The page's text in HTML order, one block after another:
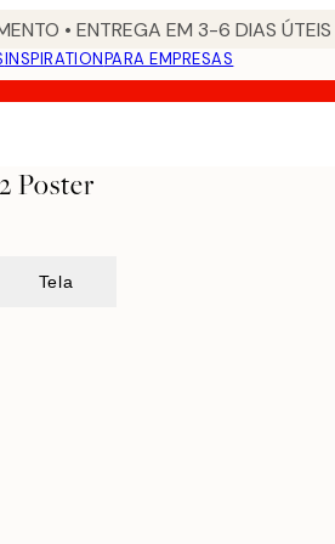
• ENTREGA EM 3-6 DIAS ÚTEIS
INSPIRATIONPARA EMPRESAS
Poster
Tela